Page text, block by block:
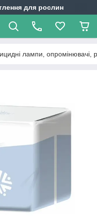
для рослин
лампи, опромінювачі,